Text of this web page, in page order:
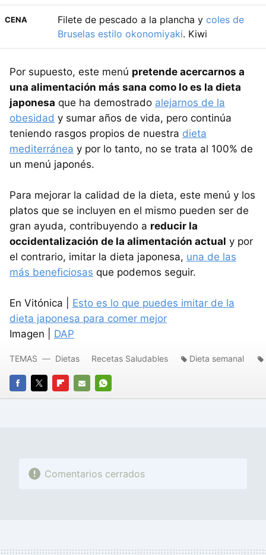
CENA Filete de pescado a la plancha y coles de
Bruselas estilo okonomiyaki. Kiwi
Por supuesto, este menú pretende acercarnos a
una alimentación más sana como lo es la dieta
japonesa que ha demostrado alejarnos de la
obesidad y sumar años de vida, pero continúa
teniendo rasgos propios de nuestra dieta
mediterránea y por lo tanto, no se trata al 100% de
un menú japonés.
Para mejorar la calidad de la dieta, este menú y los
platos que se incluyen en el mismo pueden ser de
gran ayuda, contribuyendo a reducir la
occidentalización de la alimentación actual y por
el contrario, imitar la dieta japonesa, una de las
más beneficiosas que podemos seguir.
En Vitónica | Esto es lo que puedes imitar de la
dieta japonesa para comer mejor
Imagen | DAP
FACEBOOK
TWITTERFLIPBOARD
E-
WHATSAPP
TEMAS Dietas Recetas Saludables Dieta semanal
Comentarios cerrados